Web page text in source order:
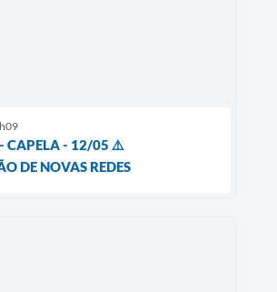
CAPELA - 12/05 ⚠️
DE NOVAS REDES